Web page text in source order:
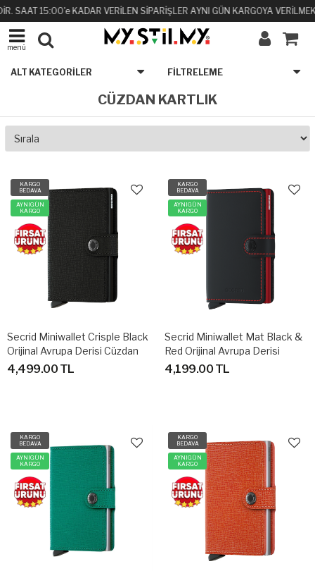
15:00'e KADAR VERİLEN SİPARİŞLER AYNI GÜN KARGOYA
menü
ALT KATEGORILER FILTRELEME
CÜZDAN KARTLIK
KARGO
BEDAVA
AYNIGÜN
KARGO
Secrid Miniwallet Crisple Black
Orijinal Avrupa Derisi Cüzdan
4,499.00 TL
KARGO
BEDAVA
AYNIGÜN
KARGO
Secrid Miniwallet Mat Black &
Red Orijinal Avrupa Derisi
Cüzdan
4,199.00 TL
KARGO
BEDAVA
AYNIGÜN
KARGO
KARGO
BEDAVA
AYNIGÜN
KARGO